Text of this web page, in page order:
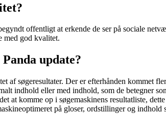
offentligt at erkende de ser på sociale
med god kvalitet.
update?
af søgeresultater. Der er efterhånden kommet
indhold eller med indhold, som de betegner
at komme op i søgemaskinens resultatliste,
på gloser, ordstillinger og